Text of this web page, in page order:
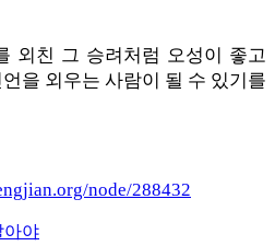
외친 그 승려처럼 오성이 좋고
을 외우는 사람이 될 수 있기를
node/288432
아야